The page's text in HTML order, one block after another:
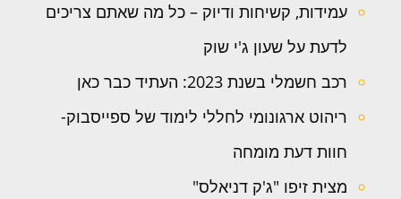
עמידות, קשיחות ודיוק – כל מה שאתם צריכים
לדעת על שעון ג'י שוק
רכב חשמלי בשנת 2023: העתיד כבר כאן
ריהוט ארגונומי לחללי לימוד של ספייסבוק-
חוות דעת מומחה
מצית זיפו "ג'ק דניאלס"